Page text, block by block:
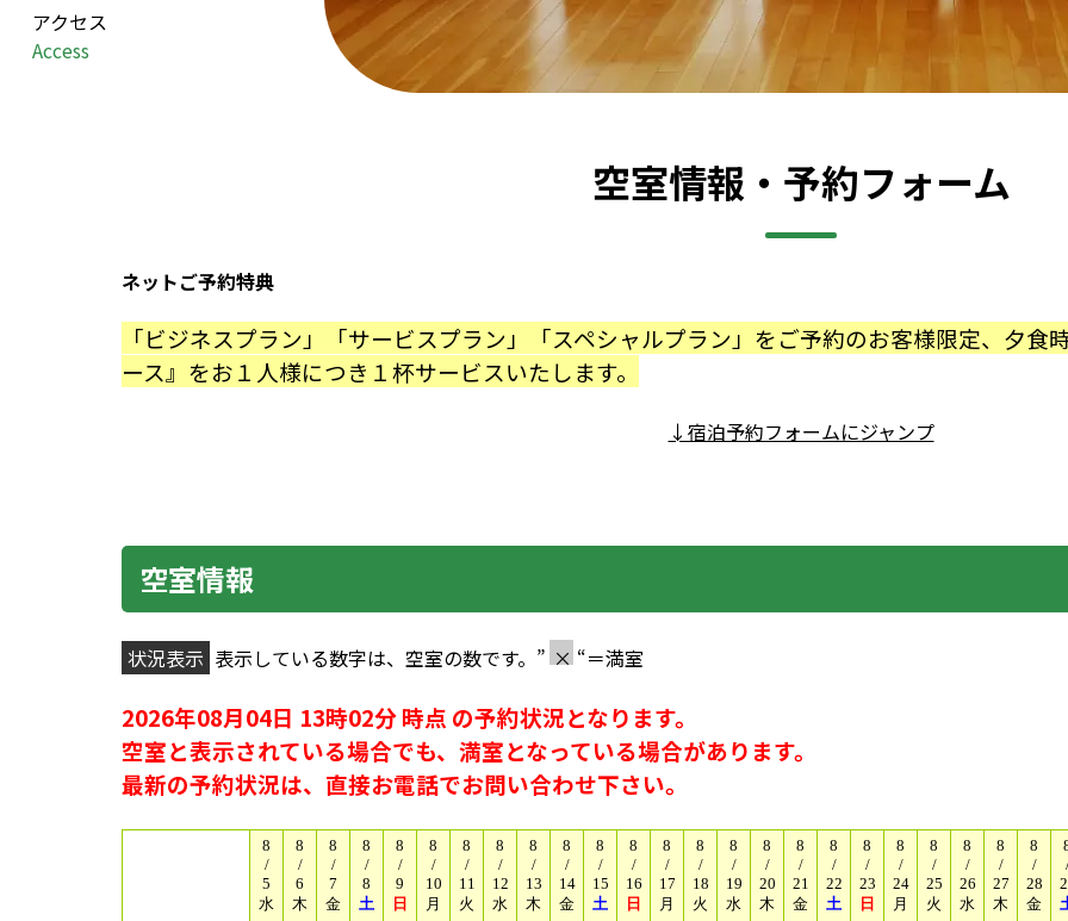
アクセス
Access
空室情報・予約フォーム
ネットご予約特典
「ビジネスプラン」「サービスプラン」「スペシャルプラン」をご予約のお客様限定、夕
ース』をお１人様につき１杯サービスいたします。
↓宿泊予約フォームにジャンプ
空室情報
状況表示 表示している数字は、空室の数です。” × “＝満室
2026年08月04日 13時02分 時点 の予約状況となります。
空室と表示されている場合でも、満室となっている場合があります。
最新の予約状況は、直接お電話でお問い合わせ下さい。